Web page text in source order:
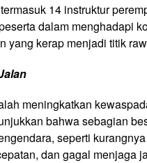
14 instruktur
dalam menghadapi
yang kerap menjadi titik
meningkatkan
bahwa sebagian
seperti
dan gagal menjaga